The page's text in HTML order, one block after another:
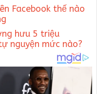
Facebook thế nào
hưu 5 triệu
nguyện mức nào?